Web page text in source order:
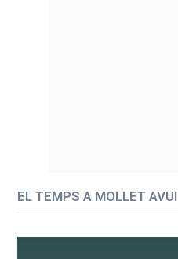
EL TEMPS A MOLLET AVUI